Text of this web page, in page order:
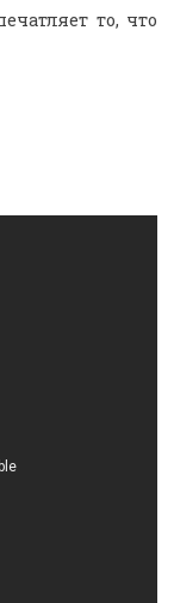
то, что